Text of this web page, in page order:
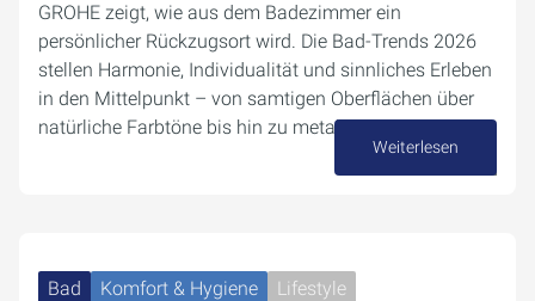
GROHE zeigt, wie aus dem Badezimmer ein
persönlicher Rückzugsort wird. Die Bad-Trends 2026
stellen Harmonie, Individualität und sinnliches Erleben
in den Mittelpunkt – von samtigen Oberflächen über
natürliche Farbtöne bis hin zu metallischen…
Weiterlesen
Bad Komfort & Hygiene Lifestyle